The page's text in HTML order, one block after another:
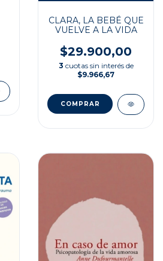
CLARA, LA BEBÉ QUE
VUELVE A LA VIDA
$29.900,00
3 cuotas sin interés de
$9.966,67